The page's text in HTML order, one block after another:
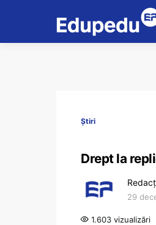
Știri
Drept la
29
1.603 vizualizări